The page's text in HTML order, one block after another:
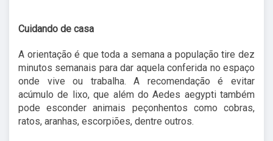
Cuidando de casa
A orientação é que toda a semana a população tire dez
minutos semanais para dar aquela conferida no espaço
onde vive ou trabalha. A recomendação é evitar
acúmulo de lixo, que além do Aedes aegypti também
pode esconder animais peçonhentos como cobras,
ratos, aranhas, escorpiões, dentre outros.